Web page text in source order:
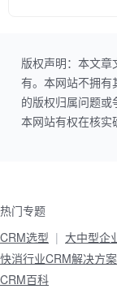
版权声明：本文章
有。本网站不拥有
的版权归属问题或
本网站有权在核实
热门专题
CRM选型
大中型企
快消行业CRM解决方案
CRM百科